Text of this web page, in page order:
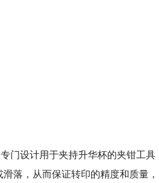
门设计用于夹持升华杯的夹钳工具
落，从而保证转印的精度和质量，